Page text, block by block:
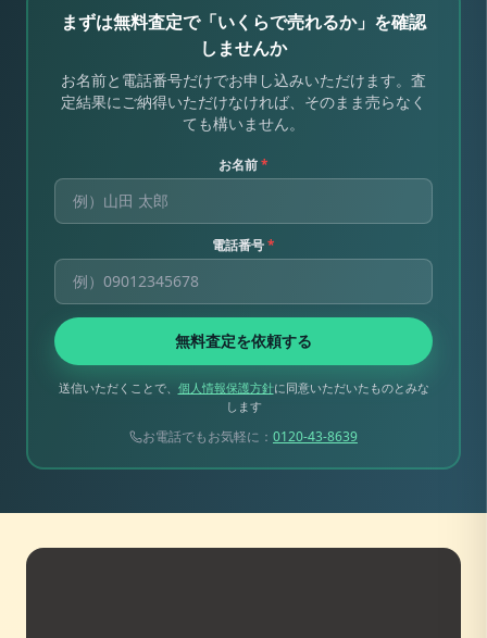
まずは無料査定で「いくらで売れるか」を確認
しませんか
お名前と電話番号だけでお申し込みいただけます。査
定結果にご納得いただけなければ、そのまま売らなく
ても構いません。
お名前*
電話番号*
無料査定を依頼する
送信いただくことで、 個人情報保護方針に同意いただいたものとみな
します
お電話でもお気軽に： 0120-43-8639